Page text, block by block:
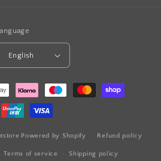
English
Powered by Shopify Refund policy
Terms of service Shipping policy